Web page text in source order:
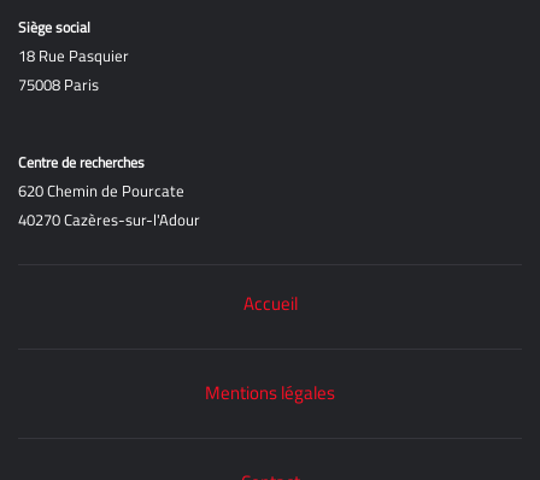
Siège social
18 Rue Pasquier
75008 Paris
Centre de recherches
620 Chemin de Pourcate
40270 Cazères-sur-l'Adour
Accueil
Mentions légales